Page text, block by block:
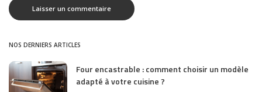
NOS DERNIERS ARTICLES
Four encastrable : comment choisir un modèle
adapté à votre cuisine ?